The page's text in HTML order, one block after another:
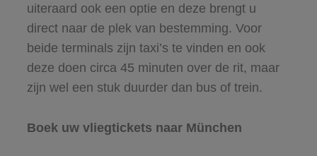
uiteraard ook een optie en deze brengt u
direct naar de plek van bestemming. Voor
beide terminals zijn taxi’s te vinden en ook
deze doen circa 45 minuten over de rit, maar
zijn wel een stuk duurder dan bus of trein.
Boek uw vliegtickets naar München